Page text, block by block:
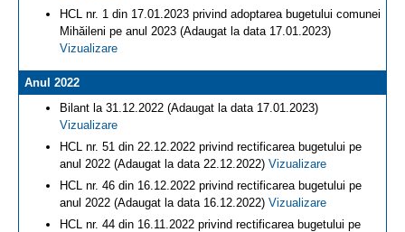
HCL nr. 1 din 17.01.2023 privind adoptarea bugetului comunei
Mihăileni pe anul 2023 (Adaugat la data 17.01.2023)
Vizualizare
Anul 2022
Bilant la 31.12.2022 (Adaugat la data 17.01.2023)
Vizualizare
HCL nr. 51 din 22.12.2022 privind rectificarea bugetului pe
anul 2022 (Adaugat la data 22.12.2022) Vizualizare
HCL nr. 46 din 16.12.2022 privind rectificarea bugetului pe
anul 2022 (Adaugat la data 16.12.2022) Vizualizare
HCL nr. 44 din 16.11.2022 privind rectificarea bugetului pe